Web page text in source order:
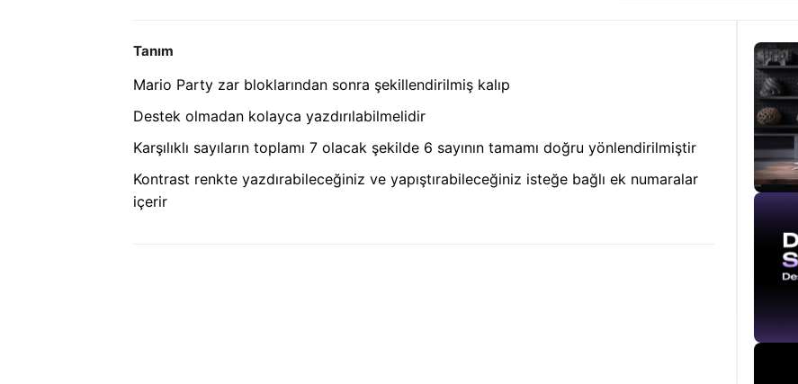
Tanım
Mario Party zar bloklarından sonra şekillendirilmiş kalıp
Destek olmadan kolayca yazdırılabilmelidir
Karşılıklı sayıların toplamı 7 olacak şekilde 6 sayının tamamı doğru yönlendirilmiştir
Kontrast renkte yazdırabileceğiniz ve yapıştırabileceğiniz isteğe bağlı ek numaralar
içerir